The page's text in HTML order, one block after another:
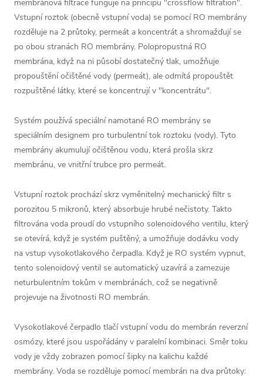
membránová filtrace funguje na principu "crossflow filtration".
Vstupní roztok (obecně vstupní voda) se pomocí RO membrány
rozděluje na 2 průtoky, permeát a koncentrát a shromažďují se
po obou stranách RO membrány. Polopropustná RO
membrána, když na ni působí dostatečný tlak, umožňuje
propouštění očištěné vody (permeát), ale odmítá propouštět
rozpuštěné látky, které se koncentrují v "koncentrátu".
Systém používá speciální namotané RO membrány se
speciálním designem pro turbulentní tok roztoku (vody). Tyto
membrány akumulují očištěnou vodu, která prošla skrz
membránu, ve vnitřní trubce pro permeát.
Vstupní roztok prochází skrz vyměnitelný mechanický filtr s
porozitou 5 mikronů, který absorbuje hrubé nečistoty. Takto
filtrována voda proudí do vstupního solenoidového ventilu, který
se otevírá, když je systém puštěný, a umožňuje dodávku vody
na vstup vysokotlakového čerpadla. Když je RO systém vypnut,
tento solenoidový ventil se automatický uzavírá a zamezuje
neturbulentním tokům v membránách, což se negativně
projevuje na životnosti RO membrán.
Vysokotlakové čerpadlo tlačí vstupní vodu do membrán reverzní
osmózy, které jsou uspořádány v paralelní kombinaci. Směr toku
vody je vždy zobrazen pomocí šipky na kalichu každé
membrány. Voda se rozděluje pomocí membrán na dva průtoky: